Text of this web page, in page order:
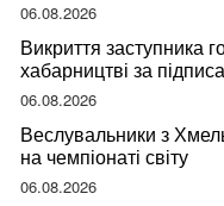
06.08.2026
Викриття заступника
хабарництві за
06.08.2026
Веслувальники з
на чемпіонаті світу
06.08.2026